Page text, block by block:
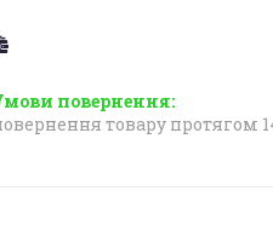
товару протягом